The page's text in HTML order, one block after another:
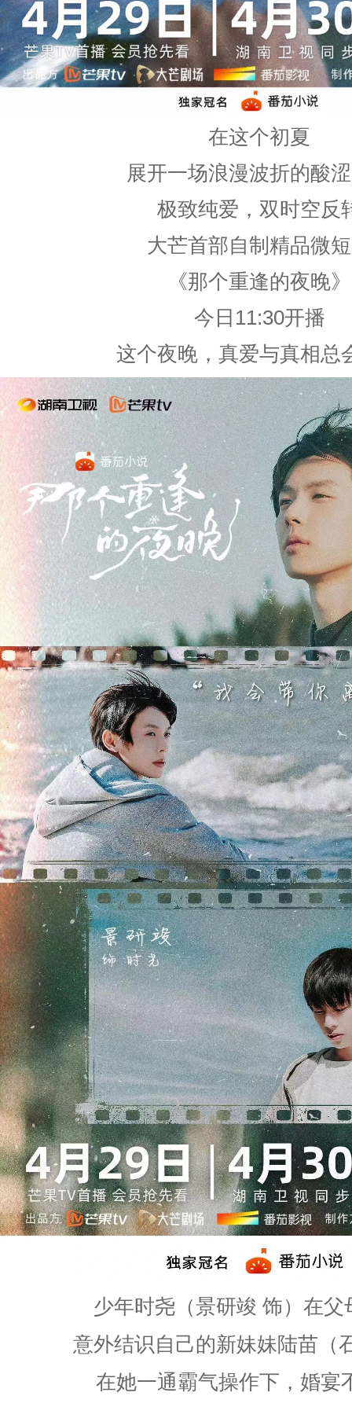
在这个初夏
展开一场浪漫波折的酸
极致纯爱，双时空反
大芒首部自制精品微
《那个重逢的夜晚》
今日11:30开播
这个夜晚，真爱与真相总
少年时尧（景研竣 饰）在父
意外结识自己的新妹妹陆苗（
在她一通霸气操作下，婚宴